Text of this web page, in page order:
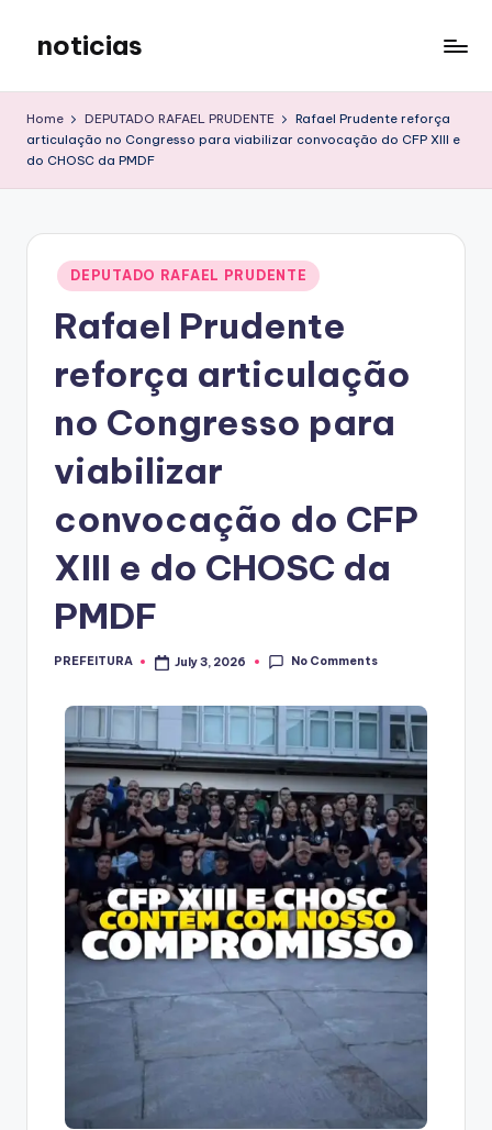
content
noticias
Home DEPUTADO RAFAEL PRUDENTE
Rafael Prudente reforça
articulação no Congresso para viabilizar convocação do CFP XIII e
do CHOSC da PMDF
Posted
in
DEPUTADO RAFAEL PRUDENTE
Rafael Prudente
reforça articulação
no Congresso para
viabilizar
convocação do CFP
XIII e do CHOSC da
PMDF
Posted
PREFEITURA July 3, 2026 No Comments